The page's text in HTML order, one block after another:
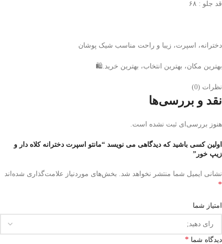
قد جلو : ۶۸
دخترانه، اسپرت، زیبا و راحت مناسب شیک پوشان
بهترین مکان، بهترین انتخاب، بهترین خرید.🛍
نظرات (0)
نقد و بررسی‌ها
هنوز بررسی‌ای ثبت نشده است.
اولین کسی باشید که دیدگاهی می نویسد “مانتو اسپرت دخترانه کلاه دار و
زیپ خور”
نشانی ایمیل شما منتشر نخواهد شد. بخش‌های موردنیاز علامت‌گذاری شده‌اند
*
امتیاز شما
دیدگاه شما *